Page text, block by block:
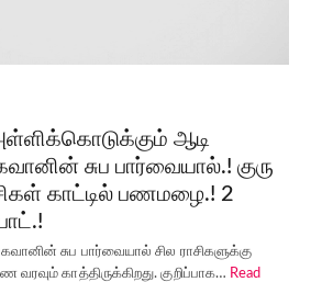
ஆடி
சுப பார்வையால்.! குரு
காட்டில் பணமழை.! 2
சுப பார்வையால் சில ராசிகளுக்கு
வரவும் காத்திருக்கிறது. குறிப்பாக… Read